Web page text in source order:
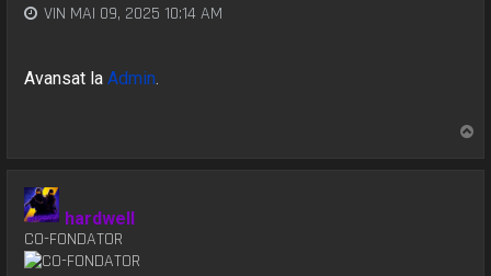
VIN MAI 09, 2025 10:14 AM
Avansat la Admin.
hardwell
CO-FONDATOR